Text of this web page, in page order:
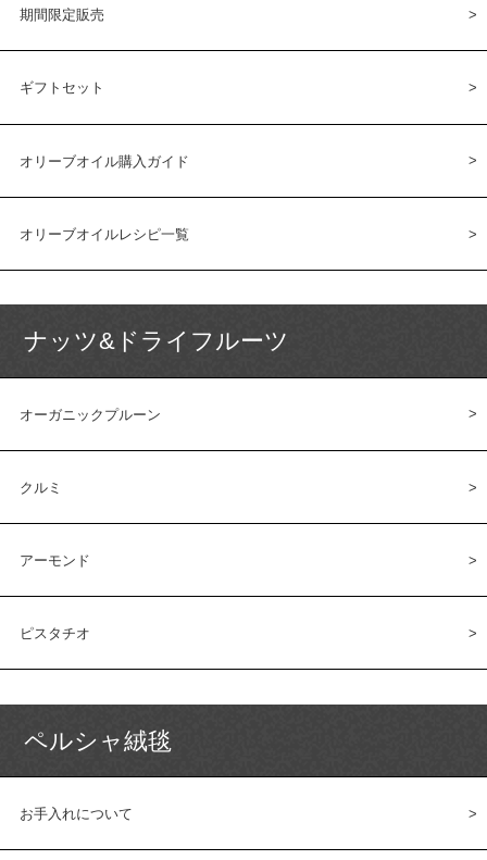
期間限定販売
ギフトセット
オリーブオイル購入ガイド
オリーブオイルレシピ一覧
ナッツ&ドライフルーツ
オーガニックプルーン
クルミ
アーモンド
ピスタチオ
ペルシャ絨毯
お手入れについて